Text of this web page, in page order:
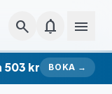
search notifications menu
503 kr BOKA →